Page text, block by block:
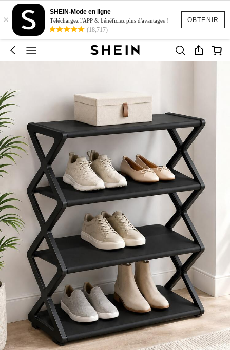
OBTENIR
×
SHEIN-Mode en ligne
Téléchargez l'APP & bénéficiez plus d'avantages !
(18,717)